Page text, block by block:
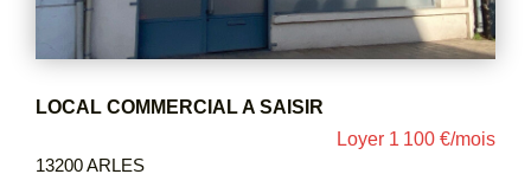
LOCAL COMMERCIAL A SAISIR
Loyer 1 100 €/mois
13200 ARLES